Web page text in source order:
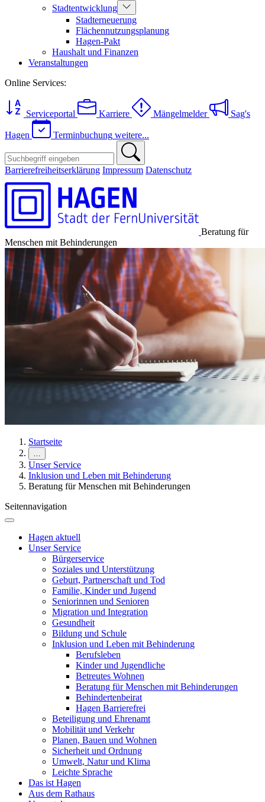
Stadtentwicklung
Stadterneuerung
Flächennutzungsplanung
Hagen-Pakt
Haushalt und Finanzen
Veranstaltungen
Online Services:
Serviceportal Karriere Mängelmelder Sag's
Hagen Terminbuchung weitere...
Barrierefreiheitserklärung Impressum Datenschutz
Beratung für
Menschen mit Behinderungen
Startseite
…
Unser Service
Inklusion und Leben mit Behinderung
Beratung für Menschen mit Behinderungen
Seitennavigation
Hagen aktuell
Unser Service
Bürgerservice
Soziales und Unterstützung
Geburt, Partnerschaft und Tod
Familie, Kinder und Jugend
Seniorinnen und Senioren
Migration und Integration
Gesundheit
Bildung und Schule
Inklusion und Leben mit Behinderung
Berufsleben
Kinder und Jugendliche
Betreutes Wohnen
Beratung für Menschen mit Behinderungen
Behindertenbeirat
Hagen Barrierefrei
Beteiligung und Ehrenamt
Mobilität und Verkehr
Planen, Bauen und Wohnen
Sicherheit und Ordnung
Umwelt, Natur und Klima
Leichte Sprache
Das ist Hagen
Aus dem Rathaus